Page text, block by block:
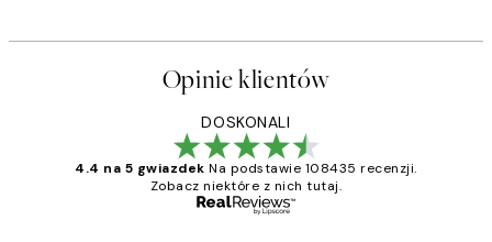
Opinie klientów
DOSKONALI
4.4 na 5 gwiazdek Na podstawie 108435 recenzji.
Zobacz niektóre z nich tutaj.